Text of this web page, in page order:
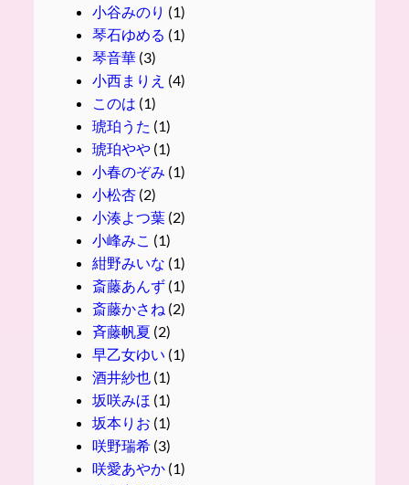
小谷みのり (1)
琴石ゆめる (1)
琴音華(3)
小西まりえ (4)
このは (1)
琥珀うた (1)
琥珀やや(1)
小春のぞみ (1)
小松杏(2)
小湊よつ葉(2)
小峰みこ (1)
紺野みいな (1)
斎藤あんず(1)
斎藤かさね (2)
斉藤帆夏 (2)
早乙女ゆい (1)
酒井紗也 (1)
坂咲みほ (1)
坂本りお (1)
咲野瑞希(3)
咲愛あやか(1)